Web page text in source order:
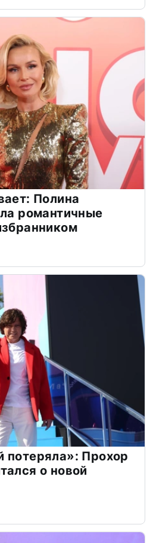
Полина
романтичные
Прохор
о новой